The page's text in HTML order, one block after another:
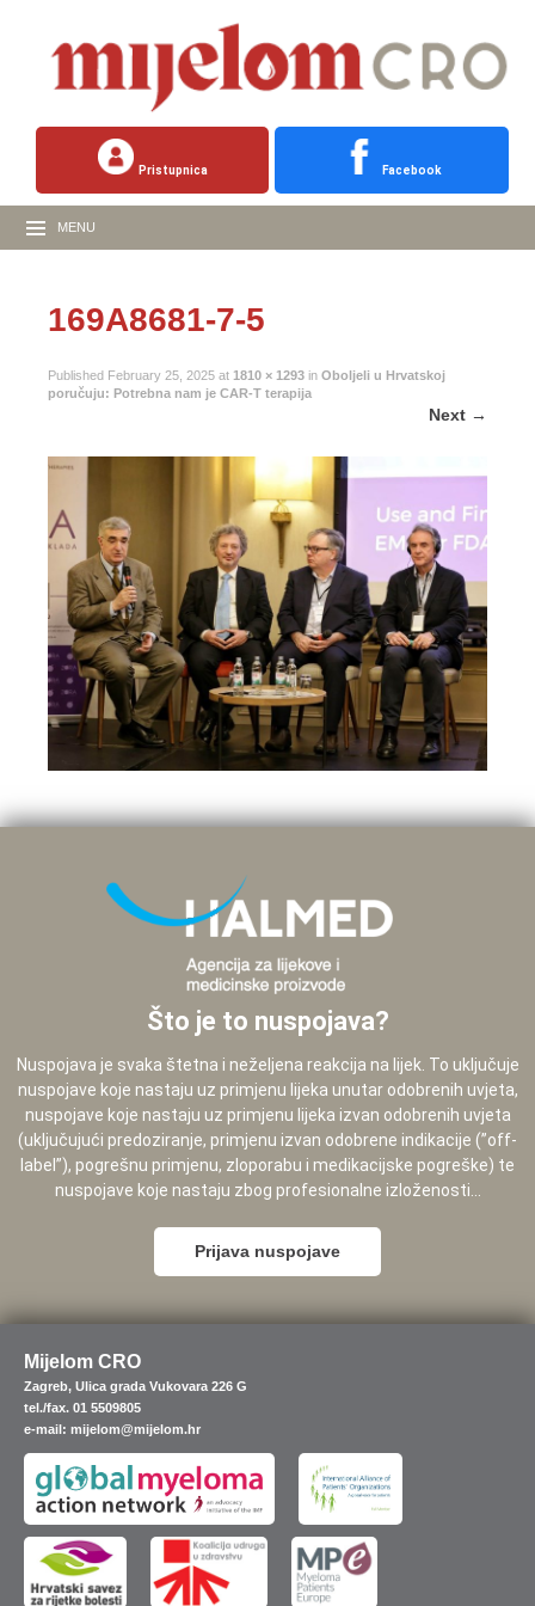
Pristupnica Facebook
MENU
169A8681-7-5
Published February 25, 2025 at 1810 × 1293 in Oboljeli u Hrvatskoj
poručuju: Potrebna nam je CAR-T terapija
Next →
Što je to nuspojava?
Nuspojava je svaka štetna i neželjena reakcija na lijek. To uključuje
nuspojave koje nastaju uz primjenu lijeka unutar odobrenih uvjeta,
nuspojave koje nastaju uz primjenu lijeka izvan odobrenih uvjeta
(uključujući predoziranje, primjenu izvan odobrene indikacije (”off-
label”), pogrešnu primjenu, zloporabu i medikacijske pogreške) te
nuspojave koje nastaju zbog profesionalne izloženosti...
Prijava nuspojave
Mijelom CRO
Zagreb, Ulica grada Vukovara 226 G
tel./fax. 01 5509805
e-mail: mijelom@mijelom.hr